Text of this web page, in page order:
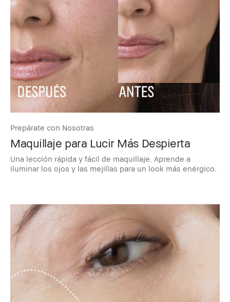
Prepárate con Nosotras
Maquillaje para Lucir Más Despierta
Una lección rápida y fácil de maquillaje. Aprende a
iluminar los ojos y las mejillas para un look más enérgico.